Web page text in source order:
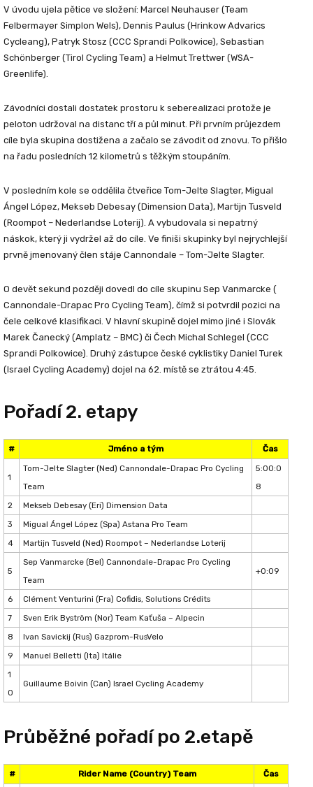
V úvodu ujela pětice ve složení: Marcel Neuhauser (Team
Felbermayer Simplon Wels), Dennis Paulus (Hrinkow Advarics
Cycleang), Patryk Stosz (CCC Sprandi Polkowice), Sebastian
Schönberger (Tirol Cycling Team) a Helmut Trettwer (WSA-
Greenlife).
Závodníci dostali dostatek prostoru k seberealizaci protože je
peloton udržoval na distanc tří a půl minut. Při prvním průjezdem
cíle byla skupina dostižena a začalo se závodit od znovu. To přišlo
na řadu posledních 12 kilometrů s těžkým stoupáním.
V posledním kole se oddělila čtveřice Tom-Jelte Slagter, Migual
Ángel López, Mekseb Debesay (Dimension Data), Martijn Tusveld
(Roompot – Nederlandse Loterij). A vybudovala si nepatrný
náskok, který ji vydržel až do cíle. Ve finiši skupinky byl nejrychlejší
prvně jmenovaný člen stáje Cannondale – Tom-Jelte Slagter.
O devět sekund později dovedl do cíle skupinu Sep Vanmarcke (
Cannondale-Drapac Pro Cycling Team), čímž si potvrdil pozici na
čele celkové klasifikaci. V hlavní skupině dojel mimo jiné i Slovák
Marek Čanecký (Amplatz – BMC) či Čech Michal Schlegel (CCC
Sprandi Polkowice). Druhý zástupce české cyklistiky Daniel Turek
(Israel Cycling Academy) dojel na 62. místě se ztrátou 4:45.
Pořadí 2. etapy
# Jméno a tým Čas
1
Tom-Jelte Slagter (Ned) Cannondale-Drapac Pro Cycling
Team
5:00:0
8
2
Mekseb Debesay (Eri) Dimension Data
3
Migual Ángel López (Spa) Astana Pro Team
4
Martijn Tusveld (Ned) Roompot – Nederlandse Loterij
5
Sep Vanmarcke (Bel) Cannondale-Drapac Pro Cycling
Team
+0:09
6
Clément Venturini (Fra) Cofidis, Solutions Crédits
7
Sven Erik Byström (Nor) Team Kaťuša – Alpecin
8
Ivan Savickij (Rus) Gazprom-RusVelo
9
Manuel Belletti (Ita) Itálie
1
0
Guillaume Boivin (Can) Israel Cycling Academy
Průběžné pořadí po 2.etapě
# Rider Name (Country) Team Čas